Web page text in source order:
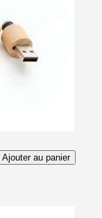
Ajouter au panier